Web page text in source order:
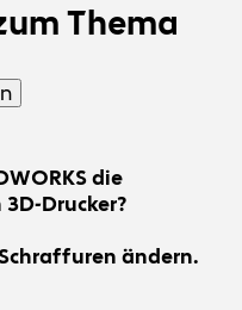
Thema
die
Drucker?
ändern.